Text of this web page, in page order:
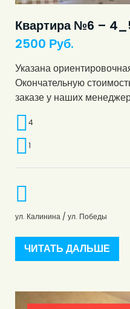
4
1
Квартира №6 –
2500 Руб.
Указана
Окончательную
заказе у наших
ул. Калинина / ул. Победы
ЧИТАТЬ ДАЛЬШЕ